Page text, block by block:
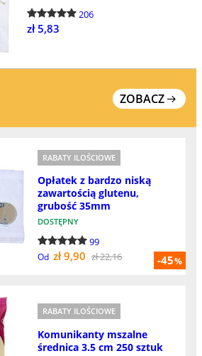
206
zł 5,83
ZOBACZ
-45%
RABATY ILOŚCIOWE
Opłatek z bardzo niską
zawartością glutenu,
grubość 35mm
DOSTĘPNY
99
Od zł 9,90 zł 22,16
RABATY ILOŚCIOWE
Komunikanty mszalne
średnica 3.5 cm 250 sztuk